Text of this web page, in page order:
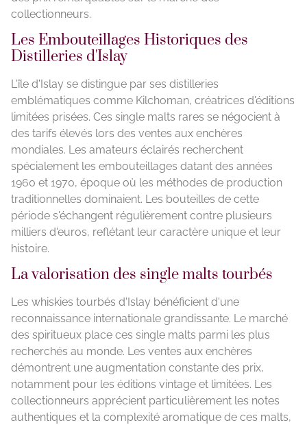
collectionneurs.
Les Embouteillages Historiques des
Distilleries d'Islay
L'île d'Islay se distingue par ses distilleries
emblématiques comme Kilchoman, créatrices d'éditions
limitées prisées. Ces single malts rares se négocient à
des tarifs élevés lors des ventes aux enchères
mondiales. Les amateurs éclairés recherchent
spécialement les embouteillages datant des années
1960 et 1970, époque où les méthodes de production
traditionnelles dominaient. Les bouteilles de cette
période s'échangent régulièrement contre plusieurs
milliers d'euros, reflétant leur caractère unique et leur
histoire.
La valorisation des single malts tourbés
Les whiskies tourbés d'Islay bénéficient d'une
reconnaissance internationale grandissante. Le marché
des spiritueux place ces single malts parmi les plus
recherchés au monde. Les ventes aux enchères
démontrent une augmentation constante des prix,
notamment pour les éditions vintage et limitées. Les
collectionneurs apprécient particulièrement les notes
authentiques et la complexité aromatique de ces malts,